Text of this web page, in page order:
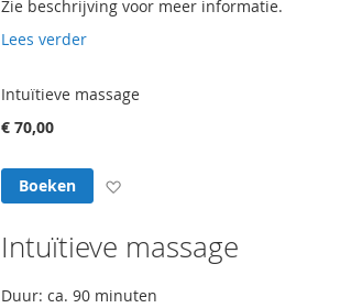
Zie beschrijving voor meer informatie.
Lees verder
Intuïtieve massage
€ 70,00
Boeken
Intuïtieve massage
Duur: ca. 90 minuten